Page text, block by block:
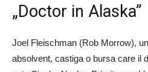
„Doctor in Alaska”
Joel Fleischman (Rob Morrow),
absolvent, castiga o bursa care il